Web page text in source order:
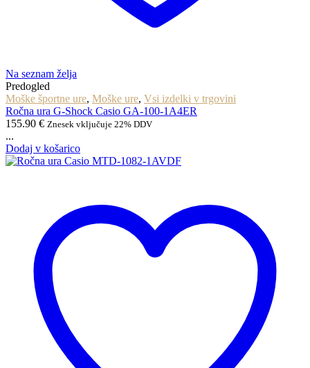
Na seznam želja
Predogled
Moške športne ure, Moške ure, Vsi izdelki v trgovini
Ročna ura G-Shock Casio GA-100-1A4ER
155.90 € Znesek vključuje 22% DDV
...
Dodaj v košarico